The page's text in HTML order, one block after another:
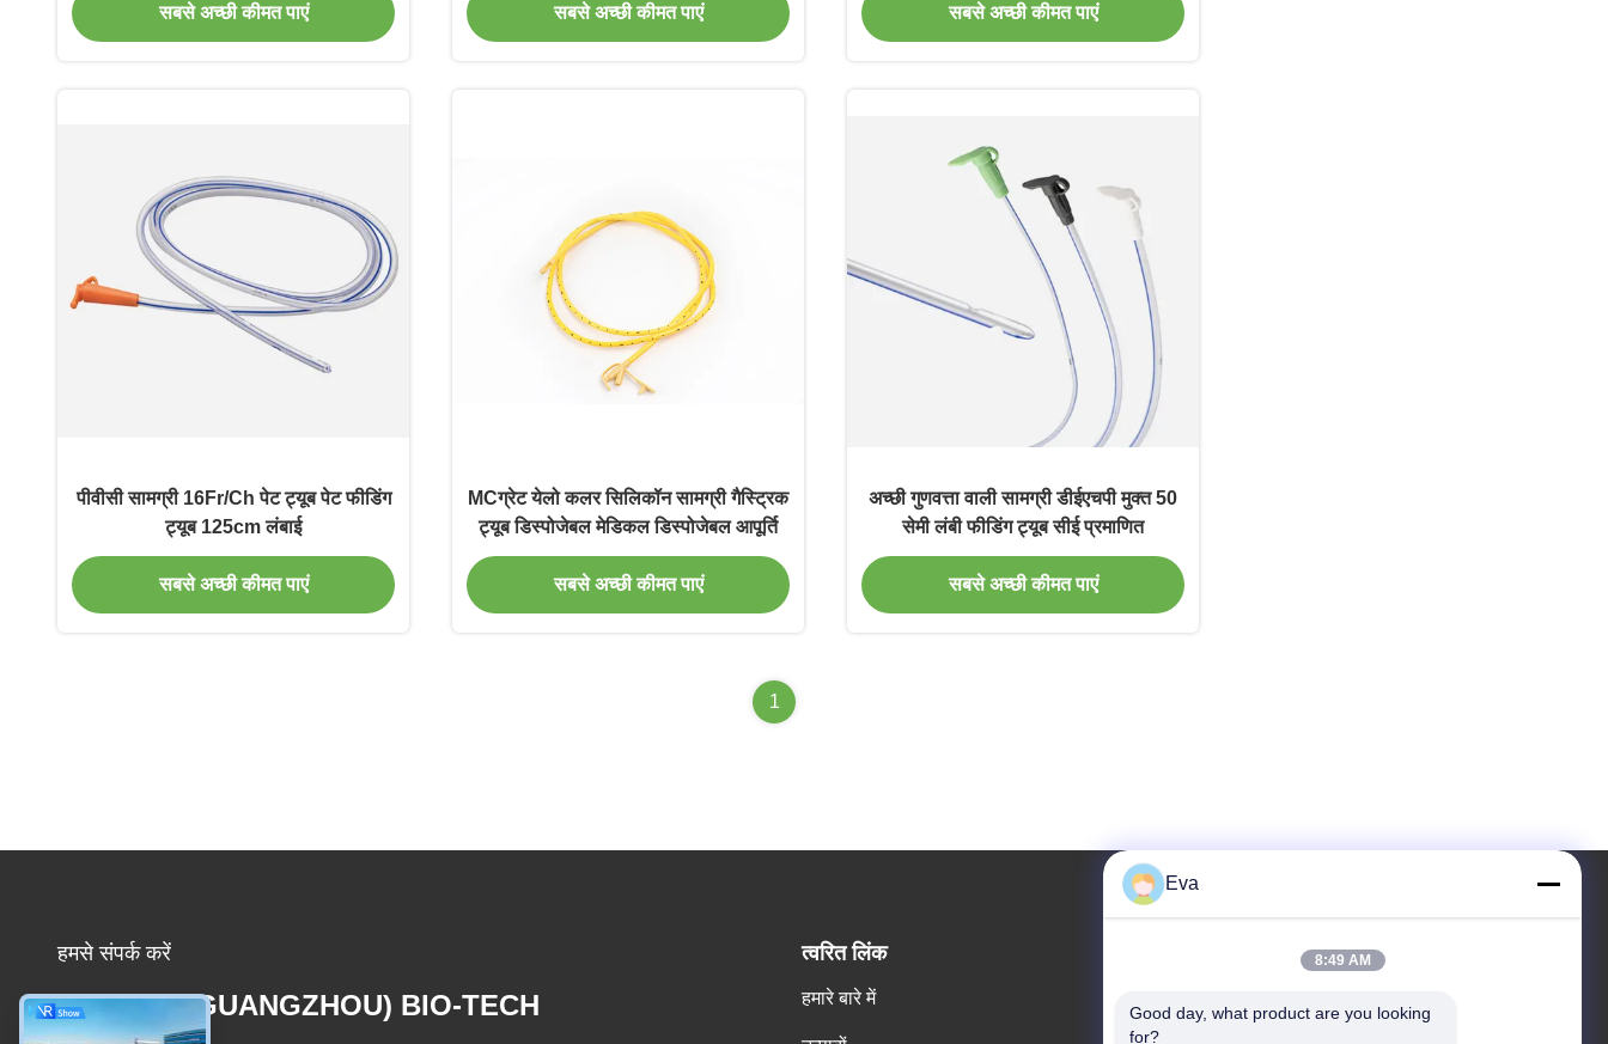
सबसे अच्छी कीमत पाएं सबसे अच्छी कीमत पाएं सबसे अच्छी कीमत पाएं
पीवीसी सामग्री 16Fr/Ch पेट ट्यूब पेट फीडिंग
ट्यूब 125cm लंबाई
सबसे अच्छी कीमत पाएं
MCग्रेट येलो कलर सिलिकॉन सामग्री गैस्ट्रिक
ट्यूब डिस्पोजेबल मेडिकल डिस्पोजेबल आपूर्ति
सबसे अच्छी कीमत पाएं
अच्छी गुणवत्ता वाली सामग्री डीईएचपी मुक्त 50
सेमी लंबी फीडिंग ट्यूब सीई प्रमाणित
सबसे अच्छी कीमत पाएं
1
हमसे संपर्क करें
MCREAT (GUANGZHOU) BIO-TECH
त्वरित लिंक
हमारे बारे में
तीसरी मंजिल, B15 हुआचुआंग औद्योगिक क्षेत्र, जिनशान कुन, शिजी
Eva
8:49 AM
Good day, what product are you looking
for?